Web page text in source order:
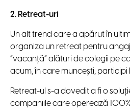
2.Retreat-uri
Un alt trend care a apărut în
organiza un retreat pentru
“vacanță” alături de colegii pe
acum, în care muncești, participi
Retreat-ul s-a dovedit a fi o
companiile care operează